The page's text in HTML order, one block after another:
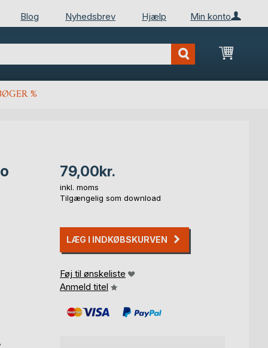
Min konto
Blog Nyhedsbrev Hjælp
Min
%
79,00kr.
inkl. moms
Tilgængelig som download
LÆG I INDKØBSKURVEN
Føj til ønskeliste
Anmeld titel